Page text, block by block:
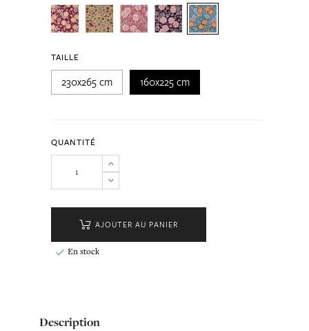
TAILLE
230x265 cm 160x225 cm
QUANTITÉ
AJOUTER AU PANIER
 En stock
Description